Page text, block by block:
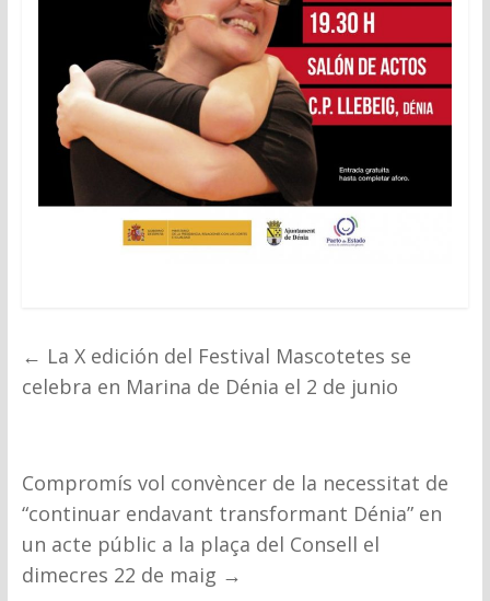
← La X edición del Festival Mascotetes se
celebra en Marina de Dénia el 2 de junio
Compromís vol convèncer de la necessitat de
“continuar endavant transformant Dénia” en
un acte públic a la plaça del Consell el
dimecres 22 de maig →